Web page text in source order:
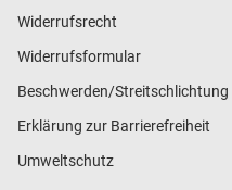
Widerrufsrecht
Widerrufsformular
Beschwerden/Streitschlichtung
Erklärung zur Barrierefreiheit
Umweltschutz